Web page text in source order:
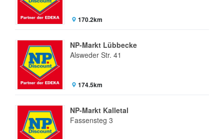
170.2km
NP-Markt Lübbecke
Alsweder Str. 41
174.5km
NP-Markt Kalletal
Fassensteg 3